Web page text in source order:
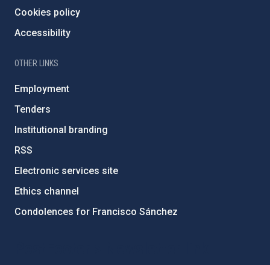
Cookies policy
Accessibility
OTHER LINKS
Employment
Tenders
Institutional branding
RSS
Electronic services site
Ethics channel
Condolences for Francisco Sánchez